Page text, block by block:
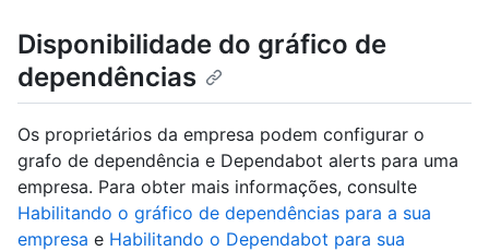
Disponibilidade do gráfico de
dependências
Os proprietários da empresa podem configurar o
grafo de dependência e Dependabot alerts para uma
empresa. Para obter mais informações, consulte
Habilitando o gráfico de dependências para a sua
empresa e Habilitando o Dependabot para sua